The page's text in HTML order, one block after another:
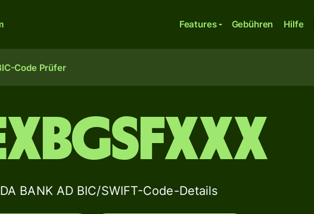
Features Gebühren Hilfe
Code Prüfer
BANK AD BIC/SWIFT-Code-Details